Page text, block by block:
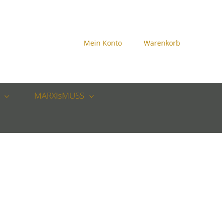
Mein Konto Warenkorb
MARXisMUSS